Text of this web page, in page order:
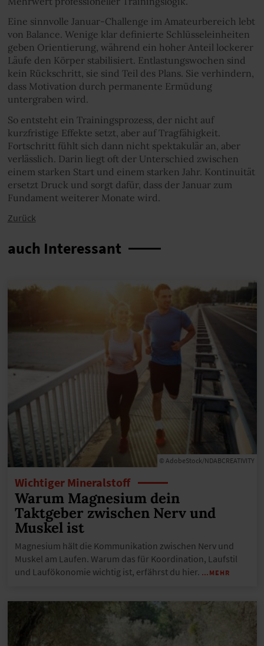
Eine sinnvolle Januar-Challenge im Amateurbereich lebt
von Balance. Wenige klar definierte Schlüsseleinheiten
geben Orientierung, während ein hoher Anteil lockerer
Läufe den Körper stabilisiert. Entlastungswochen sind
kein Rückschritt, sie sind Teil des Plans. Sie verhindern,
dass Motivation durch permanente Ermüdung
untergraben wird.
So entsteht ein Trainingsprozess, der nicht auf
kurzfristige Effekte setzt, aber auf Tragfähigkeit.
Fortschritt fühlt sich dann nicht spektakulär an, aber
verlässlich. Darin liegt oft der Unterschied zwischen
einem starken Start und einem starken Jahr. Kontinuität
ersetzt Druck und sorgt dafür, dass der Januar zum
Fundament weiterer Monate wird.
Zurück
auch Interessant
© AdobeStock/NDABCREATIVITY
Wichtiger Mineralstoff
Warum Magnesium dein
Taktgeber zwischen Nerv und
Muskel ist
Magnesium hält die Kommunikation zwischen Nerv und
Muskel am Laufen. Warum das für Koordination, Laufstil
und Laufökonomie wichtig ist, erfährst du hier. …MEHR